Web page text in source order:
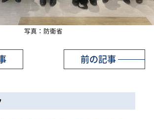
写真：防衛省
前の記事